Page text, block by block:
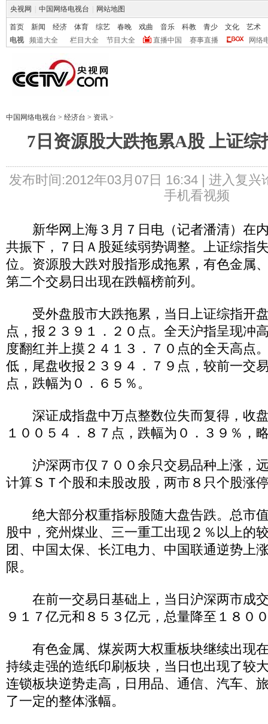
央视网 中国网络电视台 网站地图
首页 新闻 经济 体育 综艺 春晚 戏曲 音乐 科教 青少 文化
艺术
电视
频道大全 栏目大全 节目大全 直播中国 赛事直播 网络
中国网络电视台 > 经济台 > 资讯 >
7日资源股大跌拖累A股 上证综
发布时间:2012年03月07日 16:34 | 进入复兴
手机看视频
新华网上海３月７日电（记者潘清）在
共振下，７日Ａ股延续弱势调整。上证综指
位。资源股大跌对股指形成拖累，有色金属
第二个交易日出现在跌幅榜前列。
受外盘股市大跌拖累，当日上证综指开
点，报２３９１．２０点。全天沪指呈现冲
度翻红并上摸２４１３．７０点的全天高点
低，尾盘收报２３９４．７９点，较前一交
点，跌幅为０．６５％。
深证成指盘中万点整数位失而复得，收
１００５４．８７点，跌幅为０．３９％，
沪深两市仅７００余只交易品种上涨，
计算ＳＴ个股和未股改股，两市８只个股涨
绝大部分权重指标股随大盘告跌。总市
股中，兖州煤业、三一重工出现２％以上的
团、中国太保、长江电力、中国联通逆势上
限。
在前一交易日基础上，当日沪深两市成
９１７亿元和８５３亿元，总量降至１８０
有色金属、煤炭两大权重板块继续出现
持续走强的造纸印刷板块，当日也出现了较
连锁板块逆势走高，日用品、通信、汽车、
了一定的整体涨幅。